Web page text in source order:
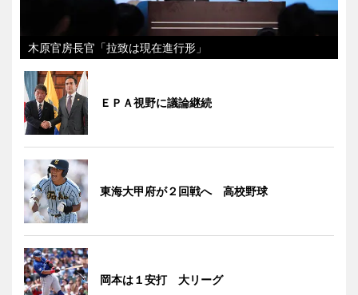
木原官房長官「拉致は現在進行形」
ＥＰＡ視野に議論継続
東海大甲府が２回戦へ 高校野球
岡本は１安打 大リーグ